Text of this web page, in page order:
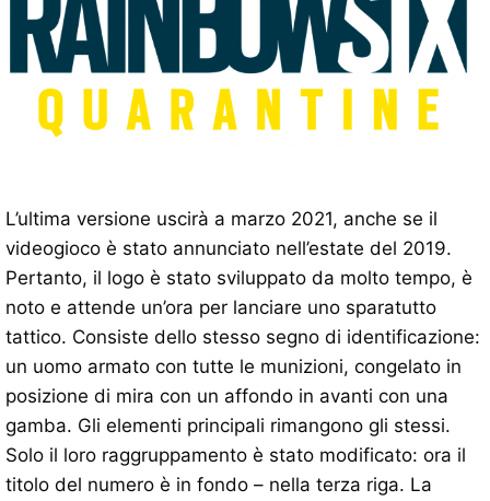
L’ultima versione uscirà a marzo 2021, anche se il
videogioco è stato annunciato nell’estate del 2019.
Pertanto, il logo è stato sviluppato da molto tempo, è
noto e attende un’ora per lanciare uno sparatutto
tattico. Consiste dello stesso segno di identificazione:
un uomo armato con tutte le munizioni, congelato in
posizione di mira con un affondo in avanti con una
gamba. Gli elementi principali rimangono gli stessi.
Solo il loro raggruppamento è stato modificato: ora il
titolo del numero è in fondo – nella terza riga. La